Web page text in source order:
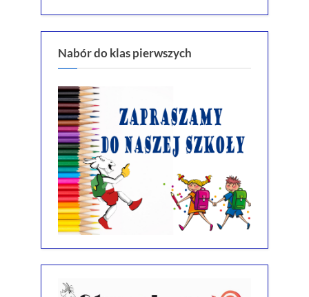
Nabór do klas pierwszych